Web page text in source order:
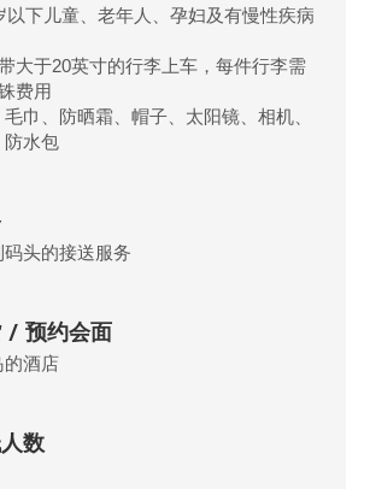
以下儿童、老年人、孕妇及有慢性疾病
大于20英寸的行李上车，每件行李需
费用
巾、防晒霜、帽子、太阳镜、相机、
防水包
码头的接送服务
/ 预约会面
的酒店
数